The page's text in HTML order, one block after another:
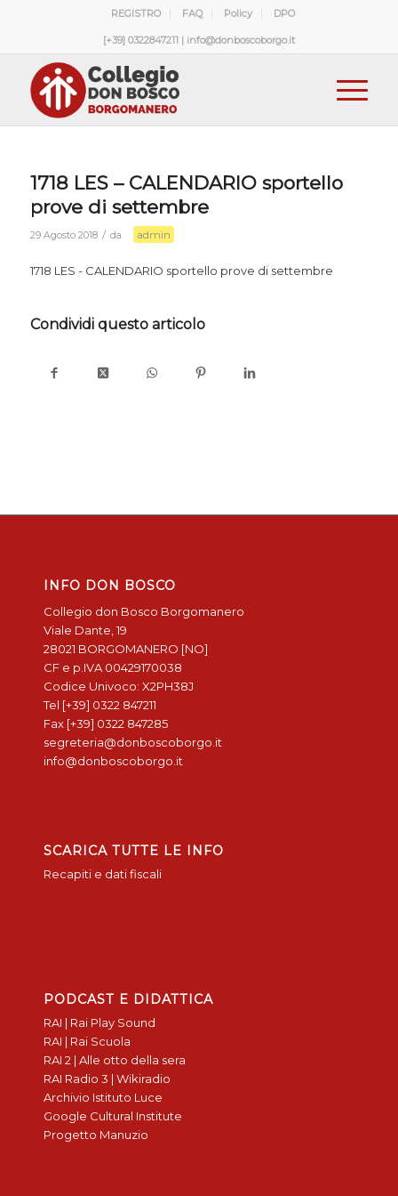
REGISTRO FAQ Policy DPO
[+39] 0322847211 | info@donboscoborgo.it
1718 LES – CALENDARIO sportello
prove di settembre
29 Agosto 2018 / da admin
1718 LES - CALENDARIO sportello prove di settembre
Condividi questo articolo
INFO DON BOSCO
Collegio don Bosco Borgomanero
Viale Dante, 19
28021 BORGOMANERO [NO]
CF e p.IVA 00429170038
Codice Univoco: X2PH38J
Tel [+39] 0322 847211
Fax [+39] 0322 847285
segreteria@donboscoborgo.it
info@donboscoborgo.it
SCARICA TUTTE LE INFO
Recapiti e dati fiscali
PODCAST E DIDATTICA
RAI | Rai Play Sound
RAI | Rai Scuola
RAI 2 | Alle otto della sera
RAI Radio 3 | Wikiradio
Archivio Istituto Luce
Google Cultural Institute
Progetto Manuzio